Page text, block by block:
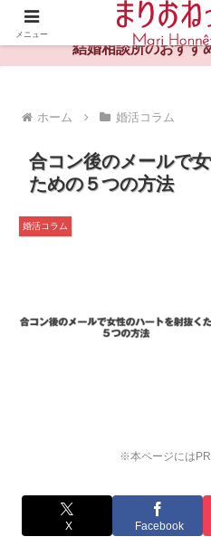
婚活や出会いの体験談・評
結婚相談所のおすす
ホーム 婚活コラム
合コン後のメールで
ための５つの方法
※本ページにはPR
婚活コラム
X Facebook
メニュー